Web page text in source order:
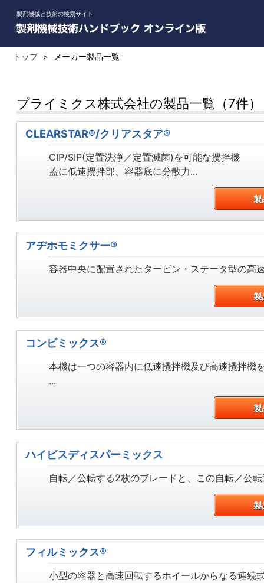
製剤機械と技術の検索サイト
トップ > メーカー製品一覧
プライミクス株式会社の製品一覧（7件）
CLEARSTAR®/クリアスタア®
CIP/SIP(定置洗浄／定置滅菌)を可能な攪拌機
蓋に低速攪拌部、容器底に分散力...
製
アヂホモミクサー®
容器中央に配置されたタービン・ステータ型の高
製
コンビミックス®
本機は一つの容器内に低速攪拌機及び高速攪拌機
...
製
ハイビスディスパーミックス
自転／公転する2枚のブレードと、この自転／公
製
フィルミックス®
小型の容器と高速回転するホイールからなる連続